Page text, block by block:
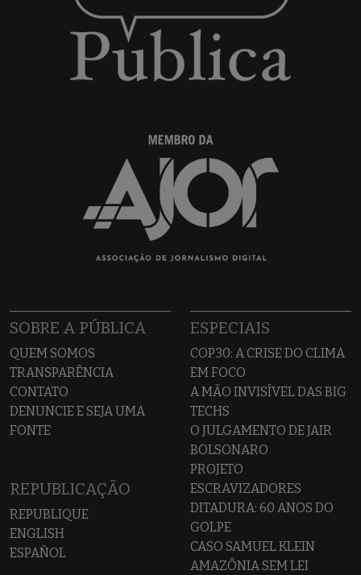
SOBRE A PÚBLICA
QUEM SOMOS
TRANSPARÊNCIA
CONTATO
DENUNCIE E SEJA UMA
FONTE
REPUBLICAÇÃO
REPUBLIQUE
ENGLISH
ESPAÑOL
ESPECIAIS
COP30: A CRISE DO CLIMA
EM FOCO
A MÃO INVISÍVEL DAS BIG
TECHS
O JULGAMENTO DE JAIR
BOLSONARO
PROJETO
ESCRAVIZADORES
DITADURA: 60 ANOS DO
GOLPE
CASO SAMUEL KLEIN
AMAZÔNIA SEM LEI